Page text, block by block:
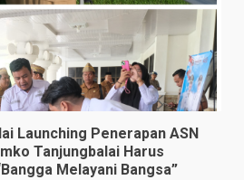
Launching Penerapan ASN
Tanjungbalai Harus
Melayani Bangsa”